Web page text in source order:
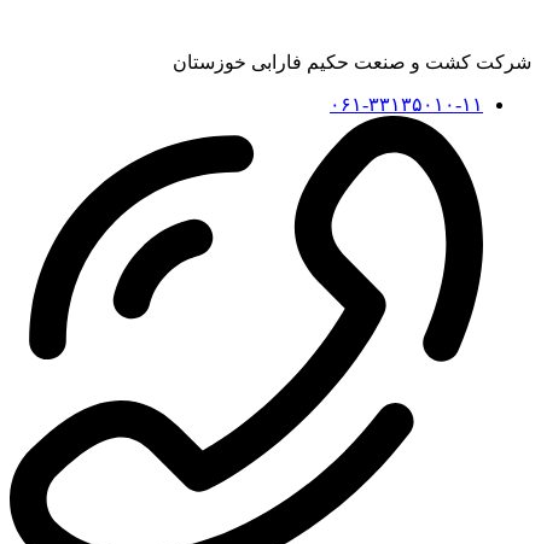
شرکت کشت و صنعت حکیم فارابی خوزستان
۰۶۱-۳۳۱۳۵۰۱۰-۱۱